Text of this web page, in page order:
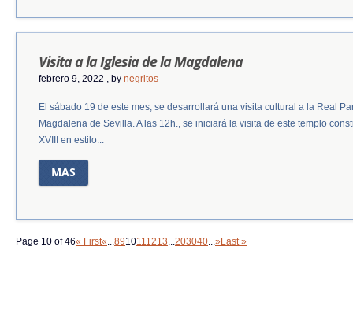
Visita a la Iglesia de la Magdalena
febrero 9, 2022 , by negritos
El sábado 19 de este mes, se desarrollará una visita cultural a la Real
Magdalena de Sevilla. A las 12h., se iniciará la visita de este templo
XVIII en estilo...
MAS
Page 10 of 46« First«...8910111213...203040...»Last »